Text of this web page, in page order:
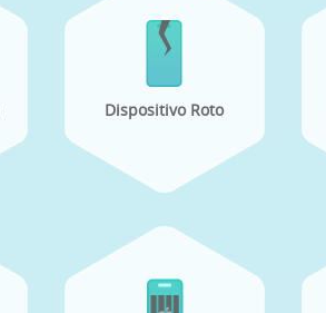
Dispositivo Roto